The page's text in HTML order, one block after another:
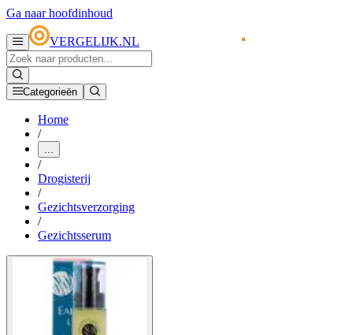
Ga naar hoofdinhoud
VERGELIJK.NL
Categorieën
Home
/
...
/
Drogisterij
/
Gezichtsverzorging
/
Gezichtsserum